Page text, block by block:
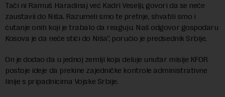
Tači ni Ramuš Haradinaj već Kadri Veselji, govori da se neće
zaustavii do Niša. Razumeli smo te pretnje, shvatili smo i
ćutanje onih koji je trabalo da reaguju. Naš odgovor gospodaru
Kosova je da neće stići do Niša“, poručio je predsednik Srbije.
On je dodao da u jednoj zemlji koja deluje unutar misije KFOR
postoje ideje da prekine zajedničke kontrole administrativne
linije s pripadnicima Vojske Srbije.